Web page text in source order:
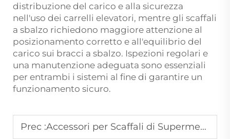
distribuzione del carico e alla sicurezza
nell'uso dei carrelli elevatori, mentre gli scaffali
a sbalzo richiedono maggiore attenzione al
posizionamento corretto e all'equilibrio del
carico sui bracci a sbalzo. Ispezioni regolari e
una manutenzione adeguata sono essenziali
per entrambi i sistemi al fine di garantire un
funzionamento sicuro.
Prec :Accessori per Scaffali di Supermercato per Migliorare l'Esposizione